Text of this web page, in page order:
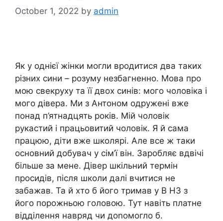
October 1, 2022 by admin
Як у однієї жінки могли вродитися два таких
різних сини – розуму незбагненно. Мова про
мою свекруху та її двох синів: мого чоловіка і
мого дівера. Ми з Антоном одружені вже
понад п’ятнадцять років. Мій чоловік
рукастий і працьовитий чоловік. Я й сама
працюю, діти вже школярі. Але все ж таки
основний добувач у сім’ї він. Заробляє вдвічі
більше за мене. Дівер шкільний термін
просидів, після школи далі вчитися не
забажав. Та й хто б його тримав у В НЗ з
його порожньою головою. Тут навіть платне
відділення навряд чи доnомогло б.